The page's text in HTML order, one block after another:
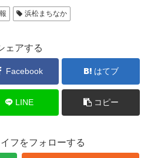
浜松まちなか
ェアする
Facebook はてブ
LINE コピー
フをフォローする